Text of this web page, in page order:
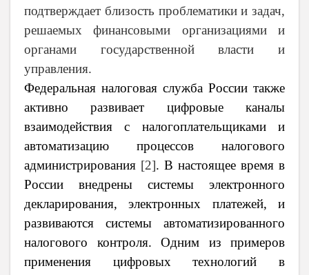
подтверждает близость проблематики и задач,
решаемых финансовыми организациями и
органами государственной власти и
управления.
Федеральная налоговая служба России также
активно развивает цифровые каналы
взаимодействия с налогоплательщиками и
автоматизацию процессов налогового
администрирования [2]. В настоящее время в
России внедрены системы электронного
декларирования, электронных платежей, и
развиваются системы автоматизированного
налогового контроля. Одним из примеров
применения цифровых технологий в